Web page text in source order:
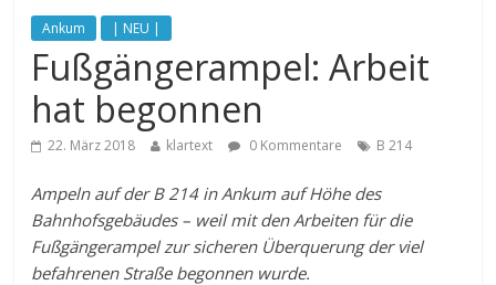
Ankum | NEU |
Fußgängerampel: Arbeit
hat begonnen
22. März 2018 klartext 0 Kommentare B 214
Ampeln auf der B 214 in Ankum auf Höhe des
Bahnhofsgebäudes – weil mit den Arbeiten für die
Fußgängerampel zur sicheren Überquerung der viel
befahrenen Straße begonnen wurde.